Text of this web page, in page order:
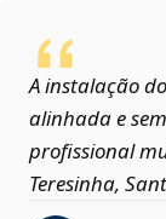
A instalação
alinhada e
profissional
Teresinha,